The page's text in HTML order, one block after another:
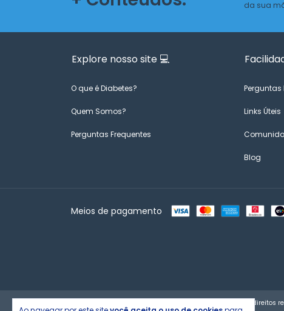
da sua
Explore nosso site 💻
O que é Diabetes?
Quem Somos?
Perguntas Frequentes
Perguntas
Links Úteis
Blog
Meios de pagamento
Copyright Loja Tipo 1 - 26858637000107 - 2026. Todos os direitos